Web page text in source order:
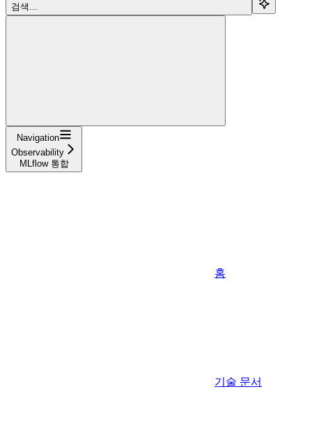
검색...
Navigation
Observability
MLflow 통합
홈
기술 문서